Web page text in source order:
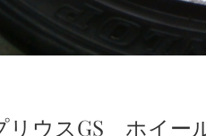
リウスGS ホイー